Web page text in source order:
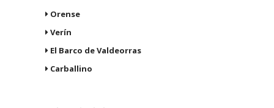
Orense
Verín
El Barco de Valdeorras
Carballino